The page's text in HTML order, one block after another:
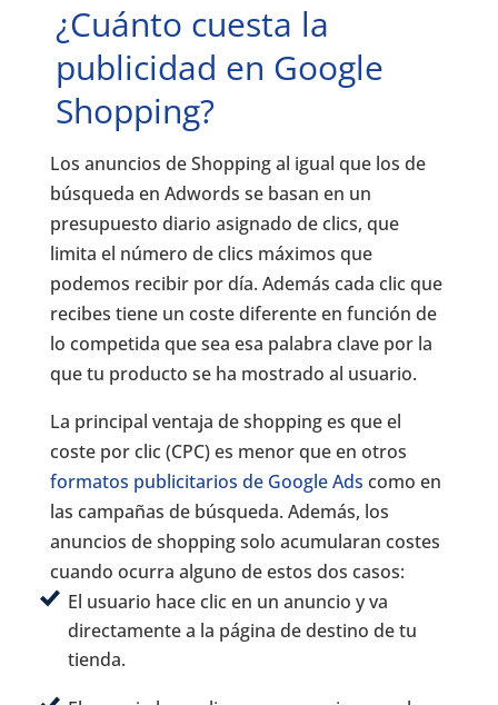
¿Cuánto cuesta la
publicidad en Google
Shopping?
Los anuncios de Shopping al igual que los de
búsqueda en Adwords se basan en un
presupuesto diario asignado de clics, que
limita el número de clics máximos que
podemos recibir por día. Además cada clic que
recibes tiene un coste diferente en función de
lo competida que sea esa palabra clave por la
que tu producto se ha mostrado al usuario.
La principal ventaja de shopping es que el
coste por clic (CPC) es menor que en otros
formatos publicitarios de Google Ads como en
las campañas de búsqueda. Además, los
anuncios de shopping solo acumularan costes
cuando ocurra alguno de estos dos casos:
El usuario hace clic en un anuncio y va
directamente a la página de destino de tu
tienda.